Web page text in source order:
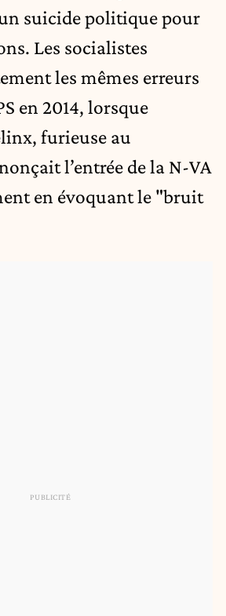
un suicide politique pour
Les socialistes
les mêmes erreurs
en 2014, lorsque
furieuse au
l’entrée de la N-VA
en évoquant le "bruit